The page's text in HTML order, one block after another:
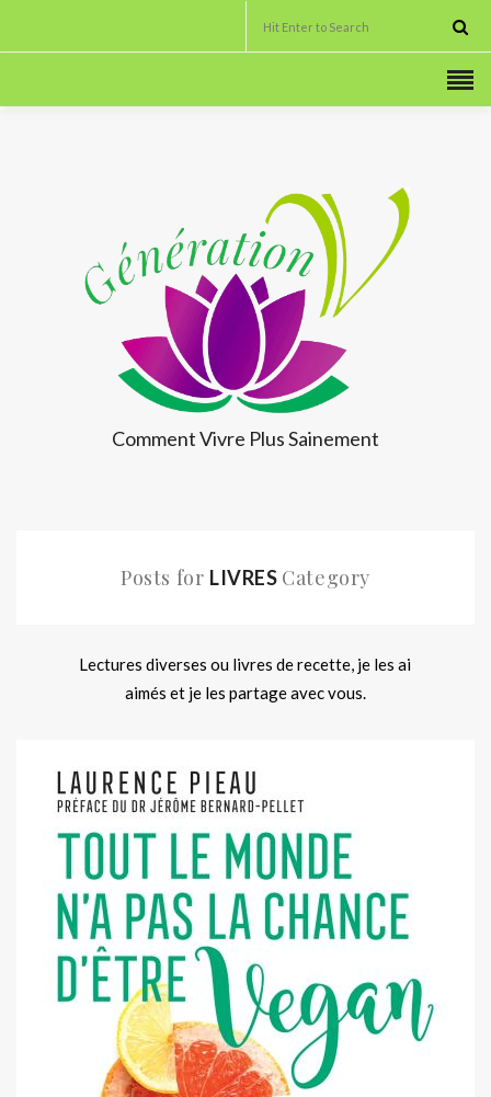
Comment Vivre Plus Sainement
Posts for LIVRES Category
Lectures diverses ou livres de recette, je les ai
aimés et je les partage avec vous.